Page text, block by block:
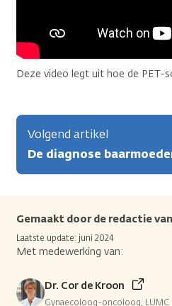
Deze video legt uit hoe de PET-
Volgend artikel
De diagnose
Gemaakt door de redactie
Laatste update: juni 2024
Met medewerking van:
Dr. Cor de Kroon
Gynaecoloog-oncoloog, LUMC